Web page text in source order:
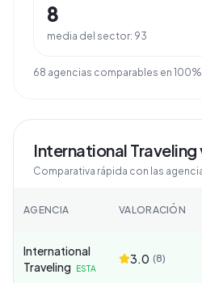
8
media del sector: 93
68 agencias comparables en
International Traveling
Comparativa rápida con las
AGENCIA VALORACIÓN
International
Traveling
ESTA
3.0 (8)